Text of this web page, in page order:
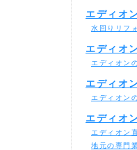
エディオ
水回りリフ
エディオ
エディオン
エディオ
エディオン
エディオ
エディオン
地元の専門